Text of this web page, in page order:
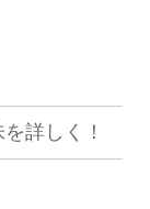
詳しく！